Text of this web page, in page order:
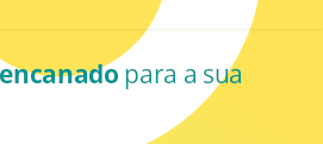
para a sua